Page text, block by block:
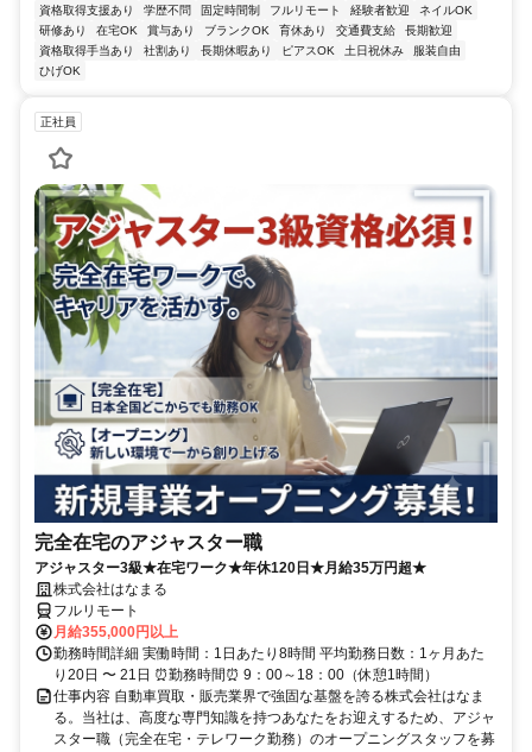
資格取得支援あり 学歴不問 固定時間制 フルリモート 経験者歓迎
ネイルOK
研修あり
在宅OK 賞与あり ブランクOK 育休あり 交通費支給
長期歓迎
資格取得手当あり
社割あり 長期休暇あり ピアスOK 土日祝休み
服装自由
ひげOK
正社員
完全在宅のアジャスター職
アジャスター3級★在宅ワーク★年休120日★月給35万円超★
株式会社はなまる
フルリモート
月給355,000円以上
勤務時間詳細 実働時間：1日あたり8時間 平均勤務日数：1ヶ月あた
り20日 〜 21日 ⏰勤務時間⏰ 9：00～18：00（休憩1時間）
仕事内容 自動車買取・販売業界で強固な基盤を誇る株式会社はなま
る。当社は、高度な専門知識を持つあなたをお迎えするため、アジャ
スター職（完全在宅・テレワーク勤務）のオープニングスタッフを募